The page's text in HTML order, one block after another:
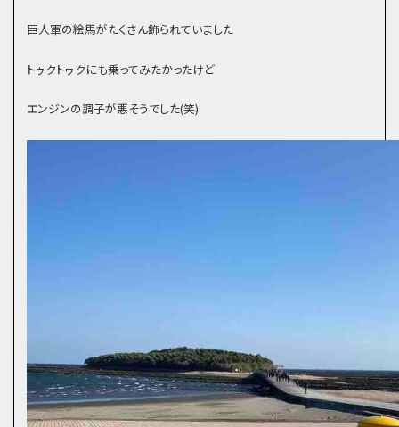
巨人軍の絵馬がたくさん飾られていました
トゥクトゥクにも乗ってみたかったけど
エンジンの調子が悪そうでした(笑)